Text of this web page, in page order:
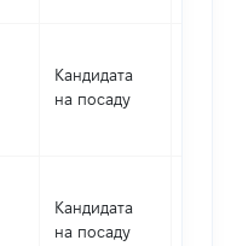
Кандидата
на посаду
Кандидата
на посаду